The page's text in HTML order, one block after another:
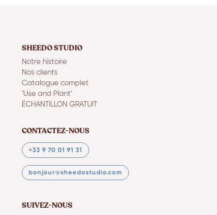
SHEEDO STUDIO
Notre histoire
Nos clients
Catalogue complet
‘Use and Plant’
ÉCHANTILLON GRATUIT
CONTACTEZ-NOUS
+33 9 70 01 91 31
bonjour@sheedostudio.com
SUIVEZ-NOUS